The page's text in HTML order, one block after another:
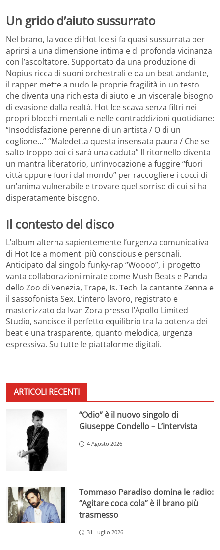
Un grido d’aiuto sussurrato
Nel brano, la voce di Hot Ice si fa quasi sussurrata per
aprirsi a una dimensione intima e di profonda vicinanza
con l’ascoltatore. Supportato da una produzione di
Nopius ricca di suoni orchestrali e da un beat andante,
il rapper mette a nudo le proprie fragilità in un testo
che diventa una richiesta di aiuto e un viscerale bisogno
di evasione dalla realtà. Hot Ice scava senza filtri nei
propri blocchi mentali e nelle contraddizioni quotidiane:
“Insoddisfazione perenne di un artista / O di un
coglione…” “Maledetta questa insensata paura / Che se
salto troppo poi ci sarà una caduta” Il ritornello diventa
un mantra liberatorio, un’invocazione a fuggire “fuori
città oppure fuori dal mondo” per raccogliere i cocci di
un’anima vulnerabile e trovare quel sorriso di cui si ha
disperatamente bisogno.
Il contesto del disco
L’album alterna sapientemente l’urgenza comunicativa
di Hot Ice a momenti più conscious e personali.
Anticipato dal singolo funky-rap “Woooo”, il progetto
vanta collaborazioni mirate come Mush Beats e Panda
dello Zoo di Venezia, Trape, Is. Tech, la cantante Zenna e
il sassofonista Sex. L’intero lavoro, registrato e
masterizzato da Ivan Zora presso l’Apollo Limited
Studio, sancisce il perfetto equilibrio tra la potenza dei
beat e una trasparente, quanto melodica, urgenza
espressiva. Su tutte le piattaforme digitali.
ARTICOLI RECENTI
“Odio” è il nuovo singolo di
Giuseppe Condello – L’intervista
4 Agosto 2026
Tommaso Paradiso domina le radio:
“Agitare coca cola” è il brano più
trasmesso
31 Luglio 2026